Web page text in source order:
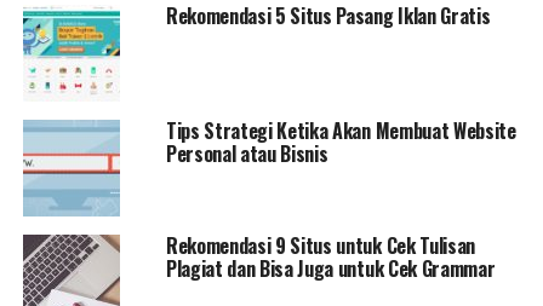
Rekomendasi 5 Situs Pasang Iklan Gratis
Tips Strategi Ketika Akan Membuat Website
Personal atau Bisnis
Rekomendasi 9 Situs untuk Cek Tulisan
Plagiat dan Bisa Juga untuk Cek Grammar